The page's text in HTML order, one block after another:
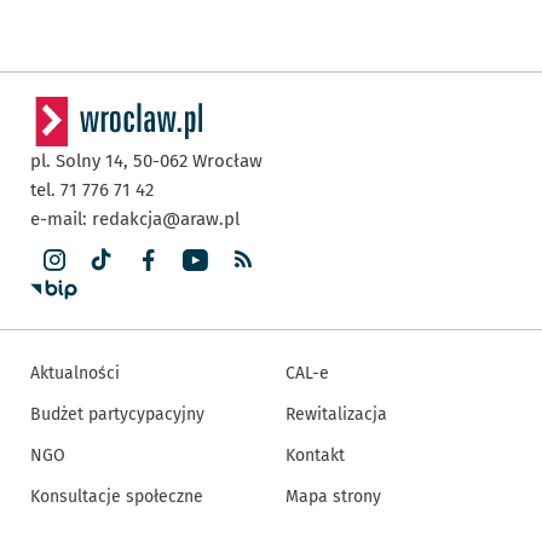
pl. Solny 14, 50-062 Wrocław
tel. 71 776 71 42
e-mail: redakcja@araw.pl
Aktualności
Budżet partycypacyjny
NGO
Konsultacje społeczne
CAL-e
Rewitalizacja
Kontakt
Mapa strony